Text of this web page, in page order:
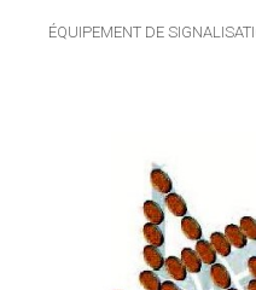
ÉQUIPEMENT DE